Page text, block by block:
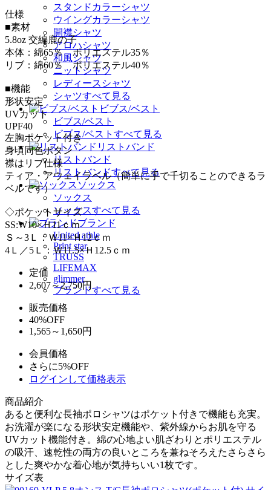
スタンドカラーシャツ
ウイングカラーシャツ
開襟シャツ
アロハシャツ
和風シャツ
ニットシャツ
レディースシャツ
シャツすべて見る
ビブス/ベスト
ビブス/ベスト
ビブス/ベストすべて見る
リストバンド
リストバンド
リストバンドすべて見る
ソックス
ソックス
ソックスすべて見る
ブランド
United athle
Print star
TRUSS
LIFEMAX
glimmer
ブランドすべて見る
仕様
■素材
5.8oz 交編鹿の子
本体：綿65％ ポリエステル35％
リブ：綿60％ ポリエステル40％
■機能
形状安定
UVカット
UPF40
左胸ポケット付き
身頃同色ボタン
襟はリブ仕様
ティア・アウェイラベル（簡単に手で千切ることのできるラ
ベルです）
◇ポケットサイズ
SS:W10×Ｈ11ｃｍ
Ｓ～3Ｌ：Ｗ11×Ｈ12ｃｍ
4Ｌ／5Ｌ：Ｗ11.5×Ｈ12.5ｃｍ
定価
2,607～2,750円
販売価格
40%OFF
1,565～1,650円
会員価格
さらに5%OFF
ログインして価格表示
商品紹介
あると便利な長袖ポロシャツはポケット付きで機能も充実。
お洗濯が楽になる形状安定機能や、紫外線からお肌を守る
UVカット機能付き。綿の心地よい肌ざわりとポリエステル
の吸汗、速乾性の両方の良いところを兼ねそろえたさらさら
とした爽やかな着心地が気持ちいい1枚です。
サイズ表